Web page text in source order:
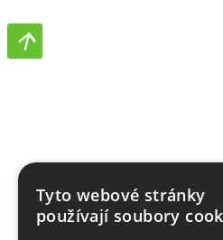
Tyto webové stránky
používají soubory